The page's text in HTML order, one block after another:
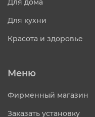
Для дома
Для кухни
Красота и здоровье
Меню
Фирменный магазин
Заказать установку